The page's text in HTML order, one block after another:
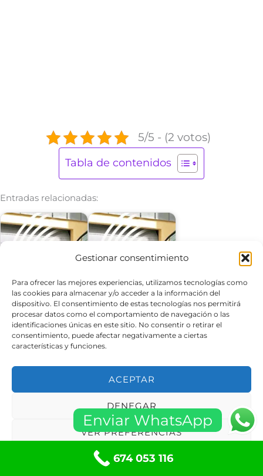
Gestionar consentimiento
Para ofrecer las mejores experiencias, utilizamos tecnologías como
las cookies para almacenar y/o acceder a la información del
dispositivo. El consentimiento de estas tecnologías nos permitirá
procesar datos como el comportamiento de navegación o las
identificaciones únicas en este sitio. No consentir o retirar el
consentimiento, puede afectar negativamente a ciertas
características y funciones.
ACEPTAR
DENEGAR
VER PREFERENCIAS
Política de cookiesPolíticas de privacidad
5/5 - (2 votos)
Tabla de contenidos
Entradas relacionadas:
de Garaje Sant Feliu
de Llobregat…
de Garaje Sant Joan
Despí (Barcelona)
Reparación Puertas
Reparación Puertas
(Barcelona)
Reparación Puertas
de Garaje La Palma
Enviar WhatsApp
674 053 116